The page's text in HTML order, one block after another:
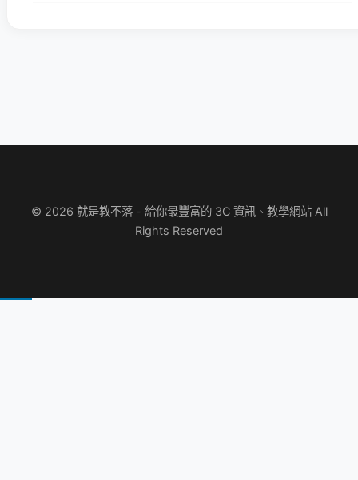
© 2026 就是教不落 - 給你最豐富的 3C 資訊、教學網站 All
Rights Reserved